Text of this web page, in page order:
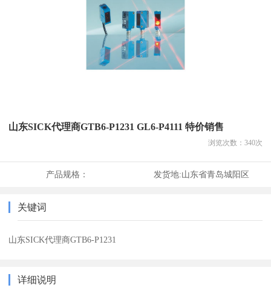
山东SICK代理商GTB6-P1231 GL6-P4111 特价销售
浏览次数： 340次
产品规格： 发货地:山东省青岛城阳区
关键词
山东SICK代理商GTB6-P1231
详细说明